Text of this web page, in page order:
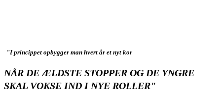
"I princippet opbygger man hvert år et nyt kor
NÅR DE ÆLDSTE STOPPER OG DE YNGRE
SKAL VOKSE IND I NYE ROLLER"